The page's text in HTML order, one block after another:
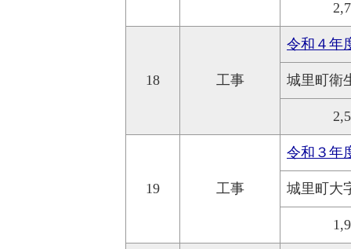
18 工事
令和４年
城里町衛
19 工事
令和３年
城里町